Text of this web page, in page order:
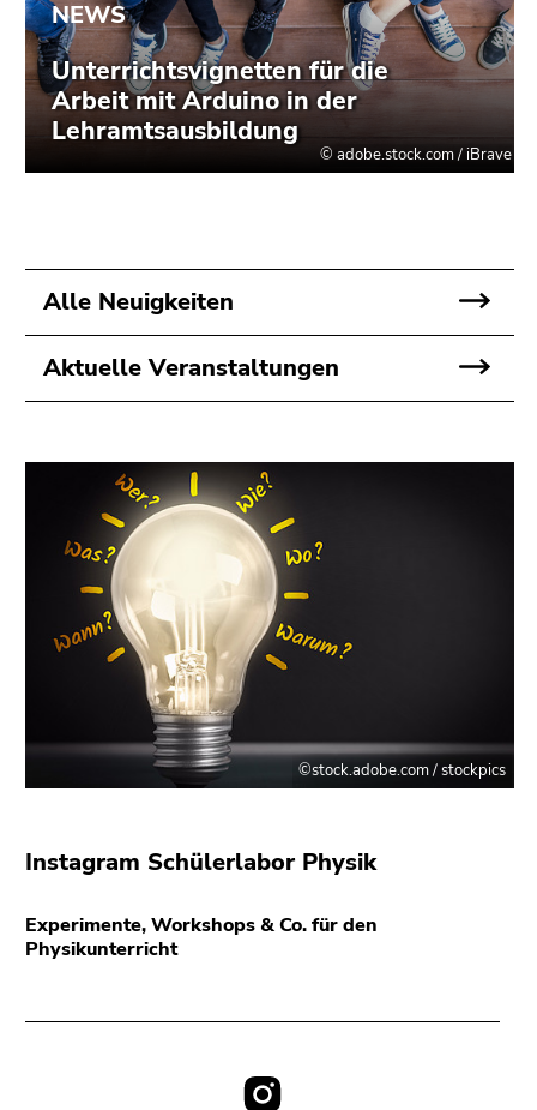
Alle Neuigkeiten
Aktuelle Veranstaltungen
©stock.adobe.com / stockpics
Instagram Schülerlabor Physik
Experimente, Workshops & Co. für den
Physikunterricht